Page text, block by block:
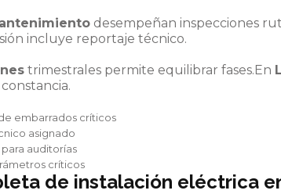
desempeñan inspecciones
incluye reportaje técnico.
trimestrales permite equilibrar fases.En
embarrados críticos
asignado
auditorías
críticos
de instalación eléctrica